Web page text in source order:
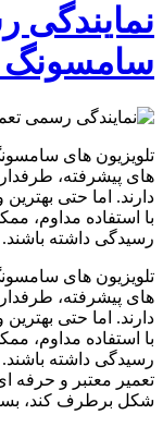
نمایندگی
سامسونگ
تلویزیون های
های پیشرفته،
دارند. اما حتی
با استفاده مداوم،
رسیدگی داشته
تلویزیون های
های پیشرفته،
دارند. اما حتی
با استفاده مداوم،
رسیدگی داشته
تعمیر معتبر و حرفه
شکل برطرف کند،